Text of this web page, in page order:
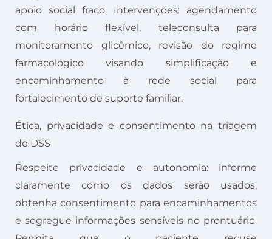
apoio social fraco. Intervenções: agendamento
com horário flexível, teleconsulta para
monitoramento glicêmico, revisão do regime
farmacológico visando simplificação e
encaminhamento à rede social para
fortalecimento de suporte familiar.
Ética, privacidade e consentimento na triagem
de DSS
Respeite privacidade e autonomia: informe
claramente como os dados serão usados,
obtenha consentimento para encaminhamentos
e segregue informações sensíveis no prontuário.